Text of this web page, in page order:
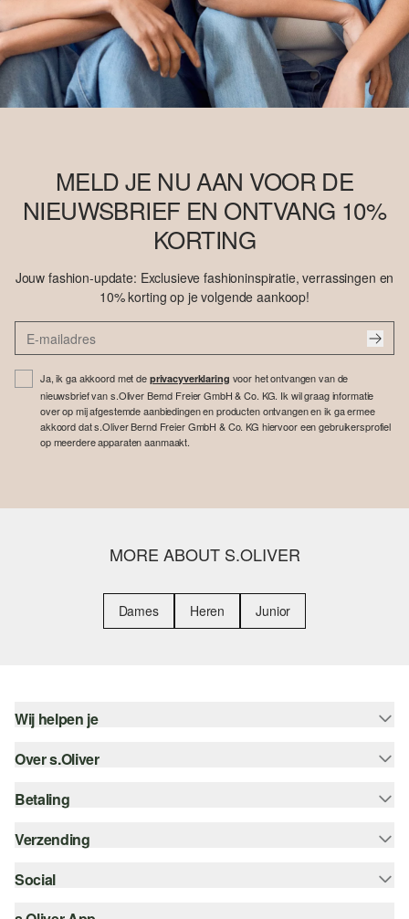
MELD JE NU AAN VOOR DE
NIEUWSBRIEF EN ONTVANG 10%
KORTING
Jouw fashion-update: Exclusieve fashioninspiratie, verrassingen en
10% korting op je volgende aankoop!
Ja, ik ga akkoord met de privacyverklaring voor het ontvangen van de
nieuwsbrief van s.Oliver Bernd Freier GmbH & Co. KG. Ik wil graag informatie
over op mij afgestemde aanbiedingen en producten ontvangen en ik ga ermee
akkoord dat s.Oliver Bernd Freier GmbH & Co. KG hiervoor een gebruikersprofiel
op meerdere apparaten aanmaakt.
MORE ABOUT S.OLIVER
Dames Heren Junior
Wij helpen je
Help - FAQ
Maattabel
Top categorieën
Over s.Oliver
Nieuwsbrief
s.Oliver Card
Betaling
Koop op rekening
Creditcard
Verzending
Track & Trace
Post NL
Social